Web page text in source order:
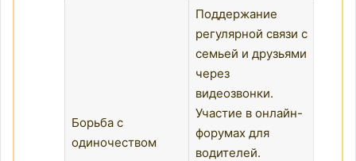
Борьба с
одиночеством
Поддержание
регулярной связи с
семьей и друзьями
через
видеозвонки.
Участие в онлайн-
форумах для
водителей.